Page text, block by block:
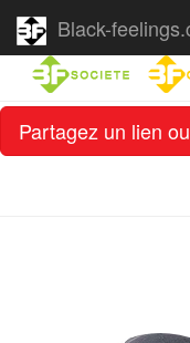
Partagez un lien
Black-